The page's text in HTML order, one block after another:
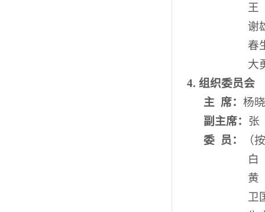
王
谢
春
大
4. 组织委员会
主 席：杨
副主席： 张
委
员：
（
白
黄
卫